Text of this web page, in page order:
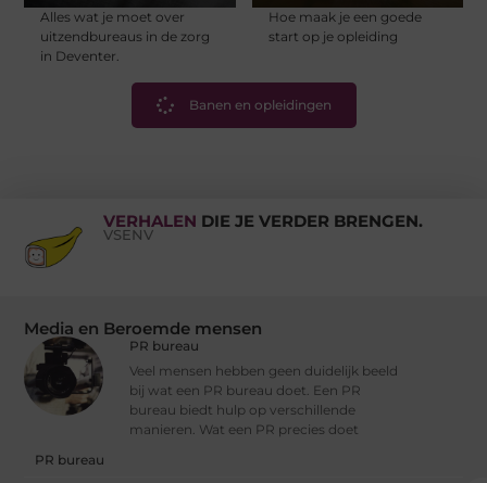
Alles wat je moet over
uitzendbureaus in de zorg
in Deventer.
Hoe maak je een goede
start op je opleiding
Banen en opleidingen
VERHALEN DIE JE VERDER BRENGEN.
VSENV
Media en Beroemde mensen
PR bureau
Veel mensen hebben geen duidelijk beeld
bij wat een PR bureau doet. Een PR
bureau biedt hulp op verschillende
manieren. Wat een PR precies doet
PR bureau